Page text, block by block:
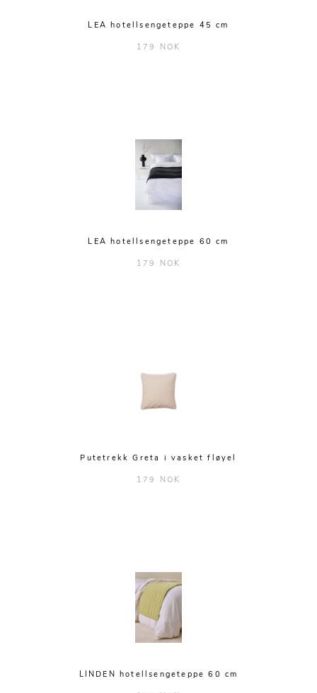
LEA hotellsengeteppe 45 cm
179 NOK
LEA hotellsengeteppe 60 cm
179 NOK
Putetrekk Greta i vasket fløyel
179 NOK
LINDEN hotellsengeteppe 60 cm